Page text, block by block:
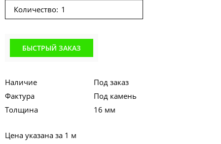
Количество:
БЫСТРЫЙ ЗАКАЗ
Наличие
Под заказ
Фактура
Под камень
Толщина
16 мм
Цена указана за 1 м